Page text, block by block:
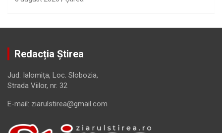
Redacția Știrea
Jud. Ialomiţa, Loc. Slobozia,
Strada Viilor, nr. 32
E-mail: ziarulstirea@gmail.com